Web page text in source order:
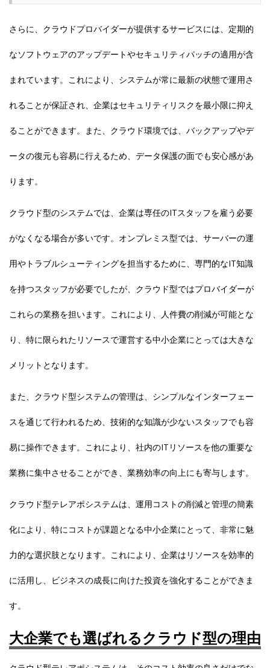
さらに、クラウドプロバイダーが提供するサービスには、定期的
なソフトウェアのアップデートやセキュリティパッチの適用が含
まれています。これにより、システムが常に最新の状態で運用さ
れることが保証され、企業はセキュリティリスクを最小限に抑え
ることができます。また、クラウド環境では、バックアップやデ
ータの復元も容易に行えるため、データ保護の面でも安心感があ
ります。
クラウド型のシステムでは、企業は専任のITスタッフを雇う必要
がなくなる場合が多いです。オンプレミス型では、サーバーの運
用やトラブルシューティングを担当するために、専門的なIT知識
を持つスタッフが必要でしたが、クラウド型ではプロバイダーが
これらの業務を担います。これにより、人件費の削減が可能とな
り、特に限られたリソースで運営する中小企業にとっては大きな
メリットとなります。
また、クラウド型システムの管理は、シンプルなインターフェー
スを通じて行われるため、技術的な知識が少ないスタッフでも容
易に操作できます。これにより、社内のITリソースを他の重要な
業務に集中させることができ、業務効率の向上にも寄与します。
クラウド型テレアポシステムは、運用コストの削減と管理の簡素
化により、特にコストが課題となる中小企業にとって、非常に魅
力的な選択肢となります。これにより、企業はリソースを効率的
に活用し、ビジネスの成長に向けた投資を強化することができま
す。
大企業でも選ばれるクラウド型の理由